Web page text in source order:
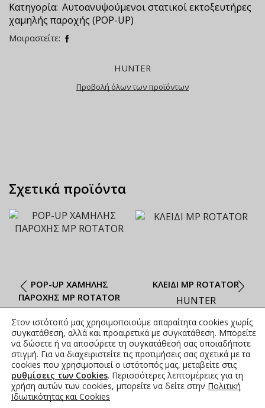
Κατηγορία: Αυτοανυψούμενοι στατικοί εκτοξευτήρες
χαμηλής παροχής (POP-UP)
Μοιραστείτε:
HUNTER
Προβολή όλων των προϊόντων
Σχετικά προϊόντα
ΡΟΡ-UP ΧΑΜΗΛΗΣ
ΠΑΡΟΧΗΣ ΜΡ ROTATOR
ΟΙ ΤΡΕΧΟΥΣΕΣ ΤΙΜΕΣ
ΑΝΑΓΡΑΦΟΝΤΑΙ ΣΤΟ
ΑΝΗΡΤΗΜΕΝΟ PDF
ΚΛΕΙΔΙ ΜΡ ROTATOR
HUNTER
ΟΙ ΤΡΕΧΟΥΣΕΣ ΤΙΜΕΣ
ΑΝΑΓΡΑΦΟΝΤΑΙ ΣΤΟ
ΑΝΗΡΤΗΜΕΝΟ PDF
Στον ιστότοπό μας χρησιμοποιούμε απαραίτητα cookies χωρίς
συγκατάθεση, αλλά και προαιρετικά με συγκατάθεση. Μπορείτε
να δώσετε ή να αποσύρετε τη συγκατάθεσή σας οποιαδήποτε
στιγμή. Για να διαχειριστείτε τις προτιμήσεις σας σχετικά με τα
cookies που χρησιμοποιεί ο ιστότοπός μας, μεταβείτε στις
ρυθμίσεις των Cookies. Περισσότερες λεπτομέρειες για τη
χρήση αυτών των cookies, μπορείτε να δείτε στην Πολιτική
Ιδιωτικότητας και Cookies